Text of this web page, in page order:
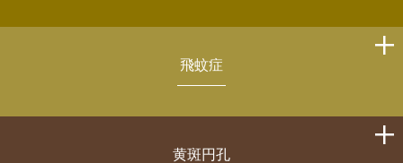
飛蚊症
黄斑円孔